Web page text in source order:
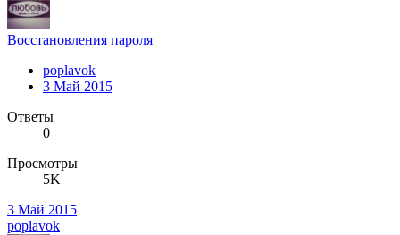
Восстановления пароля
poplavok
3 Май 2015
Ответы
0
Просмотры
5K
3 Май 2015
poplavok